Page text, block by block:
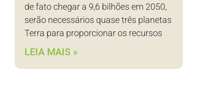
de fato chegar a 9,6 bilhões em 2050,
serão necessários quase três planetas
Terra para proporcionar os recursos
LEIA MAIS »